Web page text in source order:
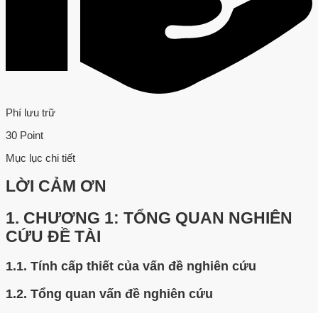
Phí lưu trữ
30 Point
Mục lục chi tiết
LỜI CẢM ƠN
1. CHƯƠNG 1: TỔNG QUAN NGHIÊN
CỨU ĐỀ TÀI
1.1. Tính cấp thiết của vấn đề nghiên cứu
1.2. Tổng quan vấn đề nghiên cứu